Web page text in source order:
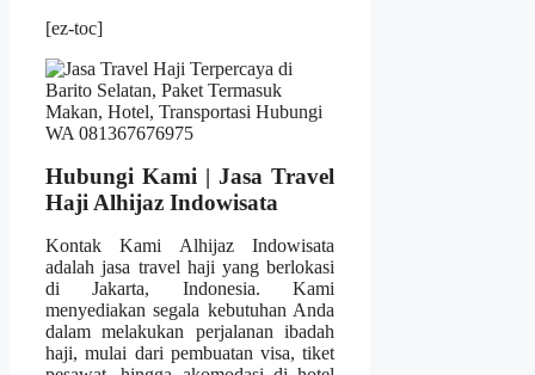
[ez-toc]
Hubungi Kami | Jasa Travel
Haji Alhijaz Indowisata
Kontak Kami Alhijaz Indowisata
adalah jasa travel haji yang berlokasi
di Jakarta, Indonesia. Kami
menyediakan segala kebutuhan Anda
dalam melakukan perjalanan ibadah
haji, mulai dari pembuatan visa, tiket